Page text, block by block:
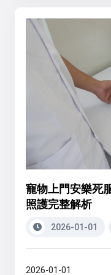
寵物上門安樂死
照護完整解析
2026-01-01
2026-01-01